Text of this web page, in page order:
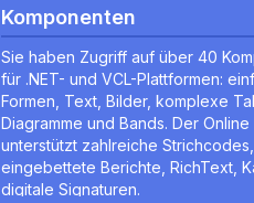
Komponenten
Sie haben Zugriff auf über 40
für .NET- und VCL-Plattformen:
Formen, Text, Bilder, komplexe
Diagramme und Bands. Der
unterstützt zahlreiche Strichcodes,
eingebettete Berichte, RichText,
digitale Signaturen.